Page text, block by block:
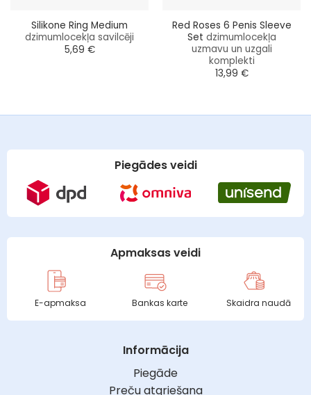
Silikone Ring Medium
dzimumlocekļa savilcēji
5,69 €
Red Roses 6 Penis Sleeve
Set dzimumlocekļa
uzmavu un uzgali
komplekti
13,99 €
Piegādes veidi
Apmaksas veidi
E-apmaksa Bankas karte Skaidra naudā
Informācija
Piegāde
Preču atgriešana